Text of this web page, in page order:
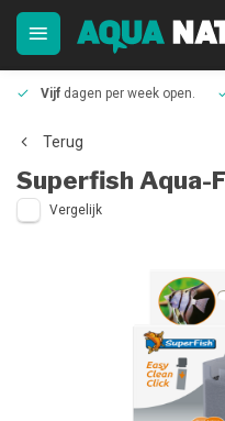
Vijf dagen per week open.
Terug
Superfish Aqua-
Vergelijk